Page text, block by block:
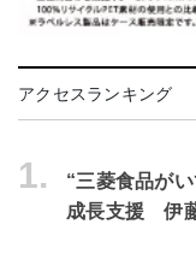
アクセスランキング
1.
“三菱食品が
成長支援 伊